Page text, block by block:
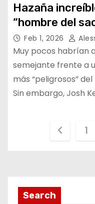
Hazaña
“hombre del
Feb 1, 2026
Muy pocos habrían
semejante frente a
más “peligrosos”
Sin embargo, Josh
i
1
Search